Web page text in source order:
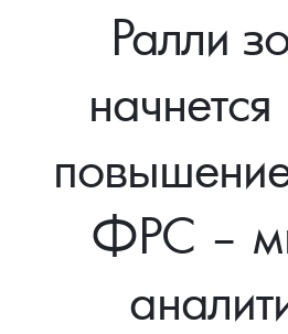
Инвестиционные монеты
Монеты Царской России
Монеты стран мира после 1950г
Георгий Победоносец
Золотой червонец Сеятель
Как сделать заказ
Гарантии
Выкуп монет
Памятка для работы с монетами из
Информация
Распродажа монет и жетонов
Аналитика и события
Итоги 2025 года. Прогноз курсов
Котировки
Курс золота и серебра
Наши преимущества
Ралли
ФРС –